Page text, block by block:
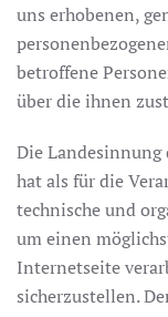
uns erhobenen,
betroffene
über die ihnen
Die Landesinnung
hat als für die
technische und
um einen
Internetseite
sicherzustellen.